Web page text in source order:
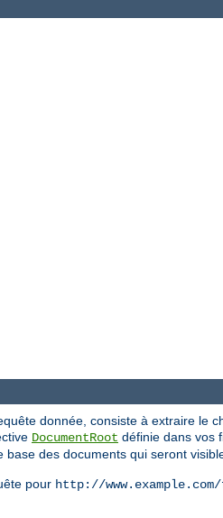
donnée, consiste à extraire le
DocumentRoot définie dans vos
des documents qui seront
pour http://